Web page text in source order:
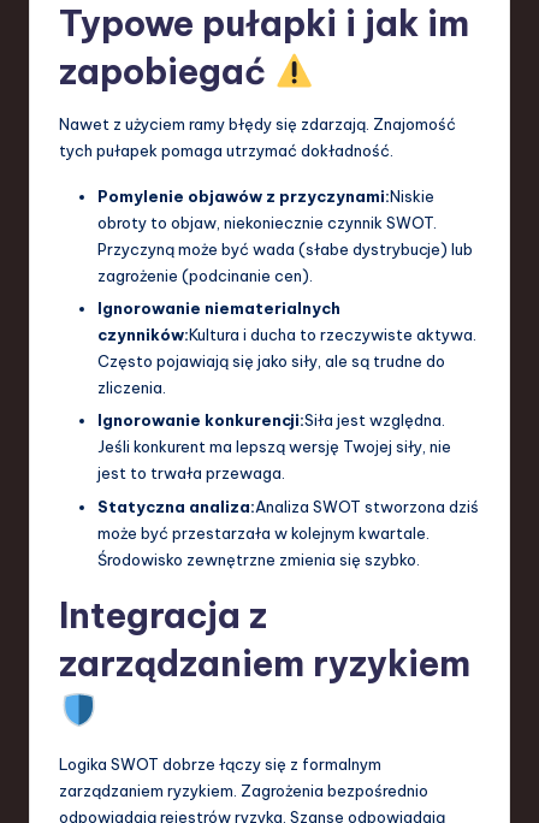
Typowe pułapki i jak im
zapobiegać
Nawet z użyciem ramy błędy się zdarzają. Znajomość
tych pułapek pomaga utrzymać dokładność.
Pomylenie objawów z przyczynami:Niskie
obroty to objaw, niekoniecznie czynnik SWOT.
Przyczyną może być wada (słabe dystrybucje) lub
zagrożenie (podcinanie cen).
Ignorowanie niematerialnych
czynników:Kultura i ducha to rzeczywiste aktywa.
Często pojawiają się jako siły, ale są trudne do
zliczenia.
Ignorowanie konkurencji:Siła jest względna.
Jeśli konkurent ma lepszą wersję Twojej siły, nie
jest to trwała przewaga.
Statyczna analiza:Analiza SWOT stworzona dziś
może być przestarzała w kolejnym kwartale.
Środowisko zewnętrzne zmienia się szybko.
Integracja z
zarządzaniem ryzykiem
Logika SWOT dobrze łączy się z formalnym
zarządzaniem ryzykiem. Zagrożenia bezpośrednio
odpowiadają rejestrów ryzyka. Szanse odpowiadają